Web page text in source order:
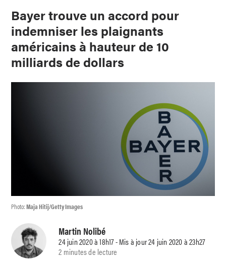
Bayer trouve un accord pour
indemniser les plaignants
américains à hauteur de 10
milliards de dollars
Photo:Maja Hitij/Getty Images
Martin Nolibé
24 juin 2020 à 18h17 - Mis à jour 24 juin 2020 à 23h27
2 minutes de lecture